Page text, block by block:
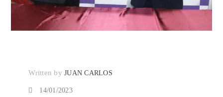
Written by JUAN CARLOS
14/01/2023